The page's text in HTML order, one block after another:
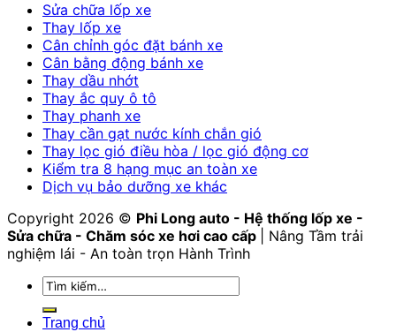
Sửa chữa lốp xe
Thay lốp xe
Cân chỉnh góc đặt bánh xe
Cân bằng động bánh xe
Thay dầu nhớt
Thay ắc quy ô tô
Thay phanh xe
Thay cần gạt nước kính chắn gió
Thay lọc gió điều hòa / lọc gió động cơ
Kiểm tra 8 hạng mục an toàn xe
Dịch vụ bảo dưỡng xe khác
Copyright 2026 © Phi Long auto - Hệ thống lốp xe -
Sửa chữa - Chăm sóc xe hơi cao cấp
| Nâng Tầm trải
nghiệm lái - An toàn trọn Hành Trình
Tìm
Trang chủ